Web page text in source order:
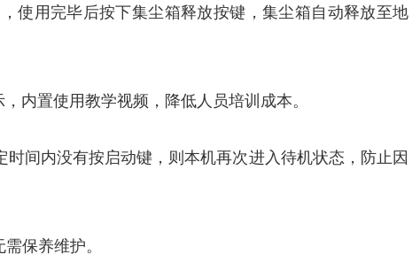
使用完毕后按下集尘箱释放按键，集尘箱自动释放至地
内置使用教学视频，降低人员培训成本。
时间内没有按启动键，则本机再次进入待机状态 ， 防止因
需保养维护。